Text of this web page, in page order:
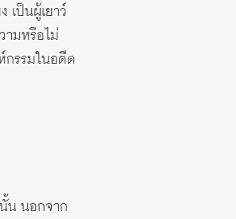
ป็นผู้เยาว์
ามหรือไม่
กรรมในอดีต
น นอกจาก